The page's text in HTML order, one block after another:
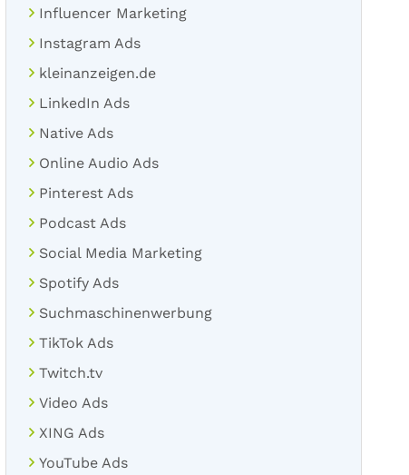
Influencer Marketing
Instagram Ads
kleinanzeigen.de
LinkedIn Ads
Native Ads
Online Audio Ads
Pinterest Ads
Podcast Ads
Social Media Marketing
Spotify Ads
Suchmaschinenwerbung
TikTok Ads
Twitch.tv
Video Ads
XING Ads
YouTube Ads